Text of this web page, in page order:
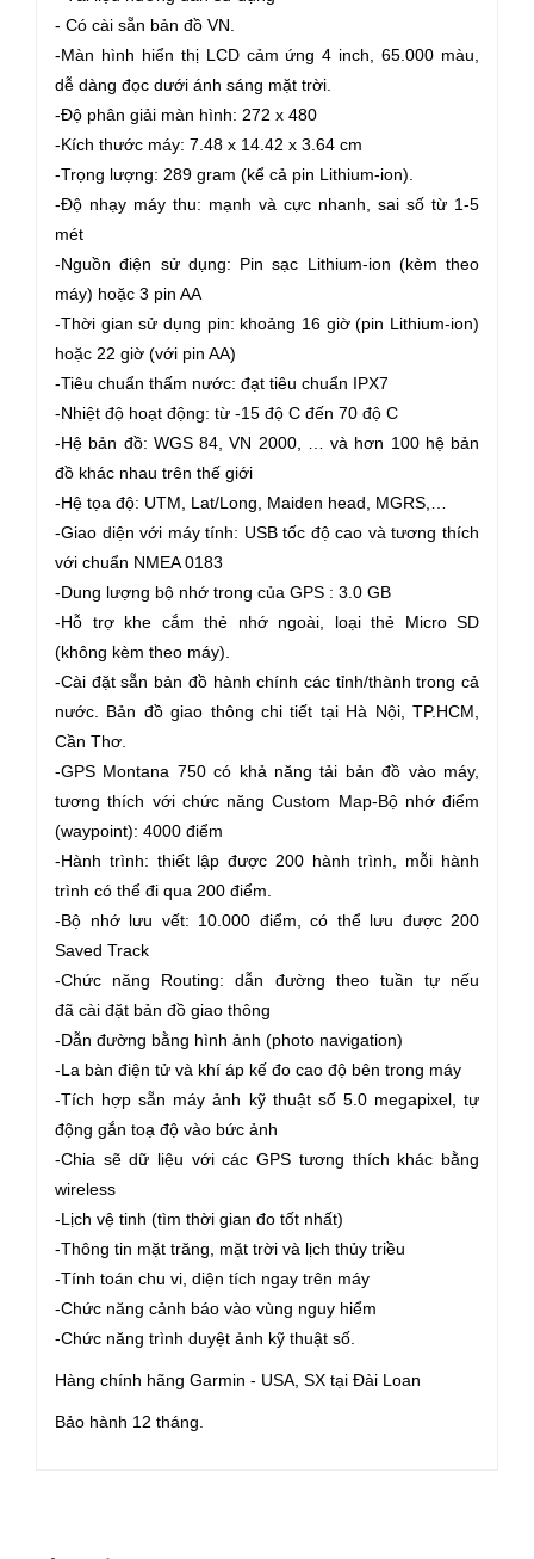
- Có cài sẵn bản đồ VN.
-Màn hình hiển thị LCD cảm ứng 4 inch, 65.000 màu,
dễ dàng đọc dưới ánh sáng mặt trời.
-Độ phân giải màn hình: 272 x 480
-Kích thước máy: 7.48 x 14.42 x 3.64 cm
-Trọng lượng: 289 gram (kể cả pin Lithium-ion).
-Độ nhạy máy thu: mạnh và cực nhanh, sai số từ 1-5
mét
-Nguồn điện sử dụng: Pin sạc Lithium-ion (kèm theo
máy) hoặc 3 pin AA
-Thời gian sử dụng pin: khoảng 16 giờ (pin Lithium-ion)
hoặc 22 giờ (với pin AA)
-Tiêu chuẩn thấm nước: đạt tiêu chuẩn IPX7
-Nhiệt độ hoạt động: từ -15 độ C đến 70 độ C
-Hệ bản đồ: WGS 84, VN 2000, … và hơn 100 hệ bản
đồ khác nhau trên thế giới
-Hệ tọa độ: UTM, Lat/Long, Maiden head, MGRS,…
-Giao diện với máy tính: USB tốc độ cao và tương thích
với chuẩn NMEA 0183
-Dung lượng bộ nhớ trong của GPS : 3.0 GB
-Hỗ trợ khe cắm thẻ nhớ ngoài, loại thẻ Micro SD
(không kèm theo máy).
-Cài đặt sẵn bản đồ hành chính các tỉnh/thành trong cả
nước. Bản đồ giao thông chi tiết tại Hà Nội, TP.HCM,
Cần Thơ.
-GPS Montana 750 có khả năng tải bản đồ vào máy,
tương thích với chức năng Custom Map-Bộ nhớ điểm
(waypoint): 4000 điểm
-Hành trình: thiết lập được 200 hành trình, mỗi hành
trình có thể đi qua 200 điểm.
-Bộ nhớ lưu vết: 10.000 điểm, có thể lưu được 200
Saved Track
-Chức năng Routing: dẫn đường theo tuần tự nếu
đã cài đặt bản đồ giao thông
-Dẫn đường bằng hình ảnh (photo navigation)
-La bàn điện tử và khí áp kế đo cao độ bên trong máy
-Tích hợp sẵn máy ảnh kỹ thuật số 5.0 megapixel, tự
động gắn toạ độ vào bức ảnh
-Chia sẽ dữ liệu với các GPS tương thích khác bằng
wireless
-Lịch vệ tinh (tìm thời gian đo tốt nhất)
-Thông tin mặt trăng, mặt trời và lịch thủy triều
-Tính toán chu vi, diện tích ngay trên máy
-Chức năng cảnh báo vào vùng nguy hiểm
-Chức năng trình duyệt ảnh kỹ thuật số.
Hàng chính hãng Garmin - USA, SX tại Đài Loan
Bảo hành 12 tháng.